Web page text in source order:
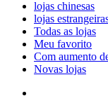
lojas chinesas
lojas
Todas as lojas
Meu favorito
Com aumento
Novas lojas